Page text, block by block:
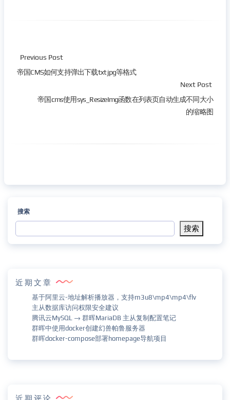
Previous Post
帝国CMS如何支持弹出下载txt jpg等格式
Next Post
帝国cms使用sys_ResizeImg函数在列表页自动生成不同大小
的缩略图
搜索
搜索
近期文章
基于阿里云-地址解析播放器，支持m3u8\mp4\mp4\flv
主从数据库访问权限安全建议
腾讯云MySQL → 群晖MariaDB 主从复制配置笔记
群晖中使用docker创建幻兽帕鲁服务器
群晖docker-compose部署homepage导航项目